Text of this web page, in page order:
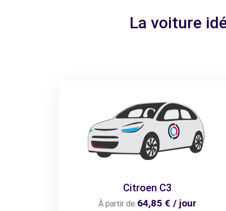
La voiture
Citroen C3
À partir de 64,85 € / jour